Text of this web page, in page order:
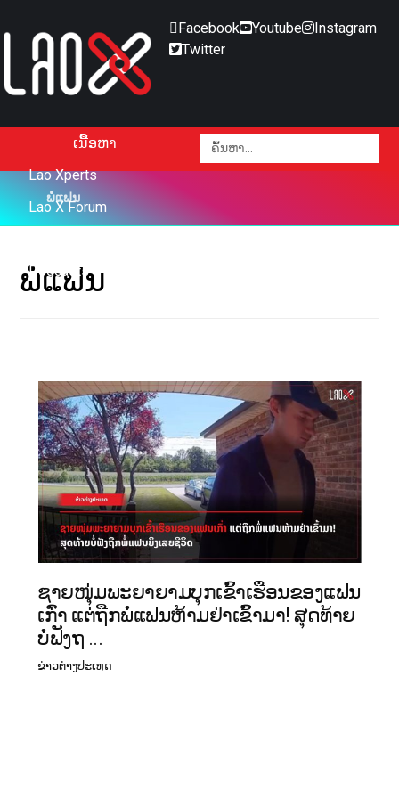
Facebook Youtube
Instagram
Twitter
ເນື້ອຫາ
Lao Xperts
Lao X Forum
Podcasts
ພໍ່ແຟນ
ພໍ່ແຟນ
ຊາຍໜຸ່ມພະຍາຍາມບຸກເຂົ້າເຮືອນຂອງແຟນ
ເກົ່າ ແຕ່ຖືກພໍ່ແຟນຫ້າມຢ່າເຂົ້າມາ! ສຸດທ້າຍ
ບໍ່ຟັງຖ ...
ຂ່າວຕ່າງປະເທດ